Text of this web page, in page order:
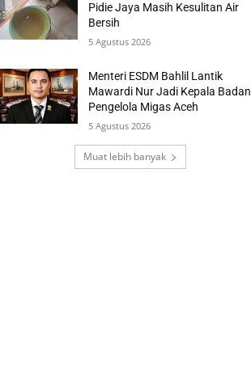
Pidie Jaya Masih Kesulitan Air
Bersih
5 Agustus 2026
Menteri ESDM Bahlil Lantik
Mawardi Nur Jadi Kepala Badan
Pengelola Migas Aceh
5 Agustus 2026
Muat lebih banyak